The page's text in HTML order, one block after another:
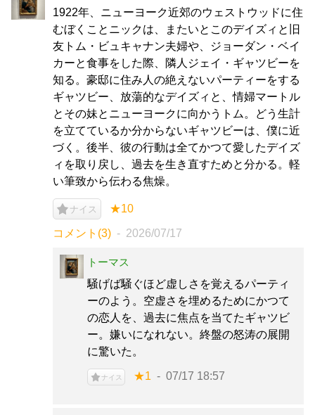
1922年、ニューヨーク近郊のウェストウッドに住
むぼくことニックは、またいとこのデイズィと旧
友トム・ビュキャナン夫婦や、ジョーダン・ベイ
カーと食事をした際、隣人ジェイ・ギャツビーを
知る。豪邸に住み人の絶えないパーティーをする
ギャツビー、放蕩的なデイズィと、情婦マートル
とその妹とニューヨークに向かうトム。どう生計
を立てているか分からないギャツビーは、僕に近
づく。後半、彼の行動は全てかつて愛したデイズ
ィを取り戻し、過去を生き直すためと分かる。軽
い筆致から伝わる焦燥。
ナイス ★10
コメント(3) 2026/07/17
トーマス
騒げば騒ぐほど虚しさを覚えるパーティ
ーのよう。空虚さを埋めるためにかつて
の恋人を、過去に焦点を当てたギャツビ
ー。嫌いになれない。終盤の怒涛の展開
に驚いた。
ナイス ★1 07/17 18:57